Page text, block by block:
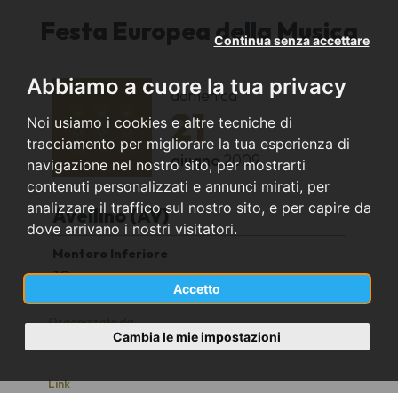
Abbiamo a cuore la tua privacy
Noi usiamo i cookies e altre tecniche di
tracciamento per migliorare la tua esperienza di
navigazione nel nostro sito, per mostrarti
contenuti personalizzati e annunci mirati, per
analizzare il traffico sul nostro sito, e per capire da
dove arrivano i nostri visitatori.
Accetto
Continua senza accettare
Cambia le mie impostazioni
Festa Europea della Musica
domenica
21
giugno2009
Avellino (AV)
Montoro Inferiore
19
Organizzato da
Coro Armonia APS
Link